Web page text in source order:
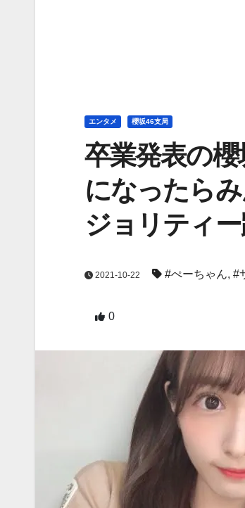
エンタメ 櫻坂46支局
卒業発表の
になったら
ジョリティー
2021-10-22 #ぺーちゃん, #
0